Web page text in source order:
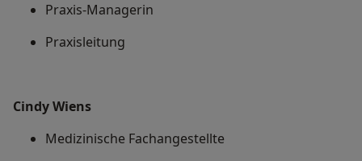
Praxis-Managerin
Praxisleitung
Cindy Wiens
Medizinische Fachangestellte